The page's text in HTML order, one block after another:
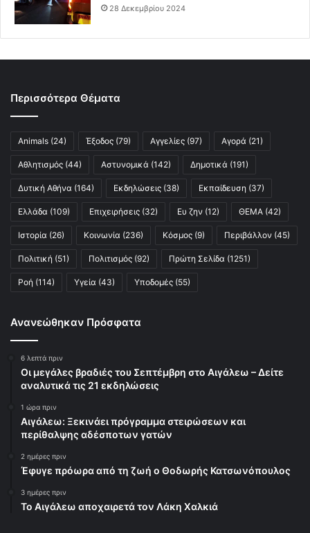
28 Δεκεμβρίου 2024
Περισσότερα Θέματα
Animals (24) Έξοδος (79) Αγγελίες (97) Αγορά (21)
Αθλητισμός (44) Αστυνομικά (142) Δημοτικά (191)
Δυτική Αθήνα (164) Εκδηλώσεις (38) Εκπαίδευση (37)
Ελλάδα (109) Επιχειρήσεις (32) Ευ ζην (12) ΘΕΜΑ (42)
Ιστορία (26) Κοινωνία (236) Κόσμος (9) Περιβάλλον (45)
Πολιτική (51) Πολιτισμός (92) Πρώτη Σελίδα (1251)
Ροή (114) Υγεία (43) Υποδομές (55)
Ανανεώθηκαν Πρόσφατα
6 λεπτά πριν
Οι μεγάλες βραδιές του Σεπτέμβρη στο Αιγάλεω – Δείτε
αναλυτικά τις 21 εκδηλώσεις
1 ώρα πριν
Αιγάλεω: Ξεκινάει πρόγραμμα στειρώσεων και
περίθαλψης αδέσποτων γατών
2 ημέρες πριν
Έφυγε πρόωρα από τη ζωή ο Θοδωρής Κατσωνόπουλος
3 ημέρες πριν
Το Αιγάλεω αποχαιρετά τον Λάκη Χαλκιά